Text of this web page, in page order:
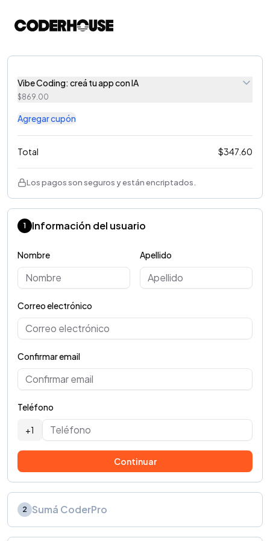
1 Información del usuario
Nombre Apellido
Correo electrónico
Confirmar email
Teléfono
+1
Continuar
2 Sumá CoderPro
Vibe Coding: creá tu app con IA
$869.00
Agregar cupón
Total $347.60
Los pagos son seguros y están encriptados.